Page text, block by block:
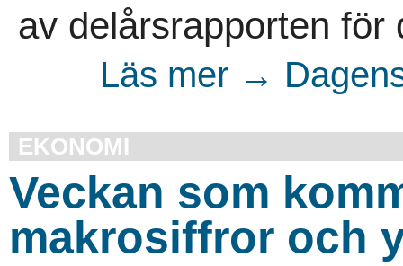
av delårsrapporten för
Läs mer →
EKONOMI
Veckan som
makrosiffror och